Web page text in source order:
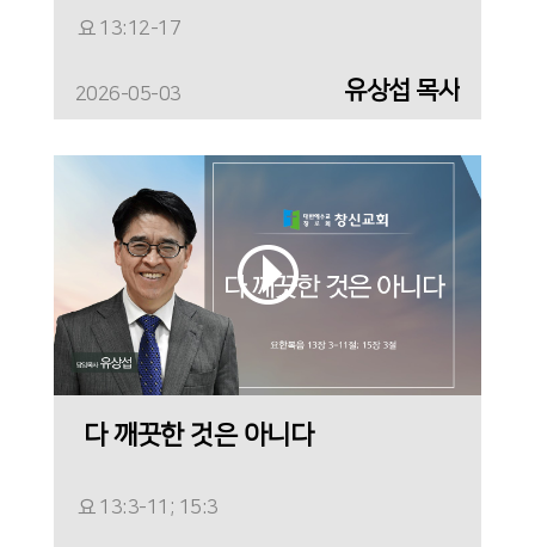
요 13:12-17
2026-05-03 유상섭 목사
다 깨끗한 것은 아니다
요 13:3-11; 15:3